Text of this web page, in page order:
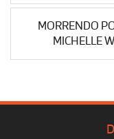
MORRENDO
MICHELLE